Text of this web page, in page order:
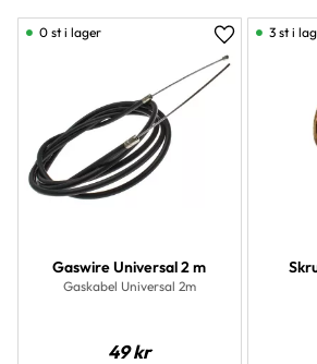
Gaswire Universal 2 m
Gaskabel Universal 2m
49kr
Lägg till i
0 st i lager 3 st i